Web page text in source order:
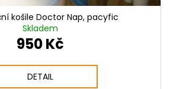
košile Doctor Nap, pacyfic
Skladem
950 Kč
DETAIL